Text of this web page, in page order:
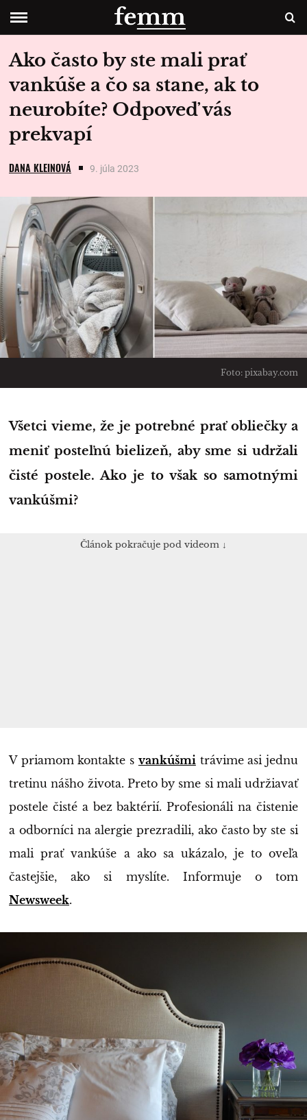
Ako často by ste mali prať
vankúše a čo sa stane, ak to
neurobíte? Odpoveď vás
prekvapí
DANA KLEINOVÁ 9. júla 2023
Foto: pixabay.com
Všetci vieme, že je potrebné prať obliečky a
meniť posteľnú bielizeň, aby sme si udržali
čisté postele. Ako je to však so samotnými
vankúšmi?
Článok pokračuje pod videom ↓
V priamom kontakte s vankúšmi trávime asi jednu
tretinu nášho života. Preto by sme si mali udržiavať
postele čisté a bez baktérií. Profesionáli na čistenie
a odborníci na alergie prezradili, ako často by ste si
mali prať vankúše a ako sa ukázalo, je to oveľa
častejšie, ako si myslíte. Informuje o tom
Newsweek.